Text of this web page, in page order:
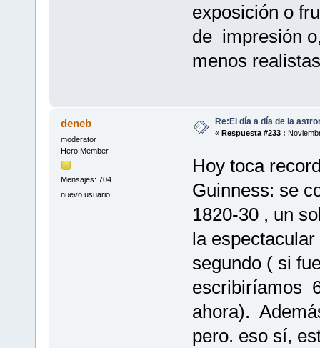
exposición o
de impresión
menos
deneb
moderator
Hero Member
Mensajes: 704
nuevo usuario
Re:El día a día de la
« Respuesta #233 :
Hoy toca
Guinness: se
1820-30 , un
la
segundo ( si
escribiríamos
ahora).
pero. eso sí,